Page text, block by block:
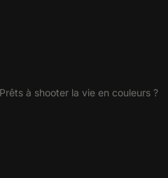
à shooter la vie en couleurs ?